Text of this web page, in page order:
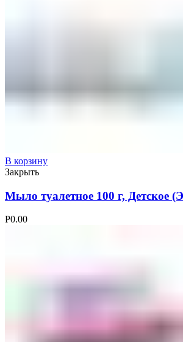
В корзину
Закрыть
Мыло туалетное 100 г, Детское
Р0.00